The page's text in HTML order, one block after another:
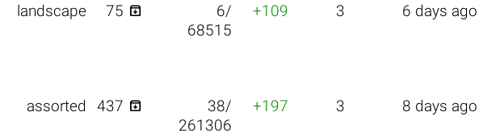
landscape 75 
6/
68515
+109 3 6 days ago
assorted 437 
38/
261306
+197 3 8 days ago